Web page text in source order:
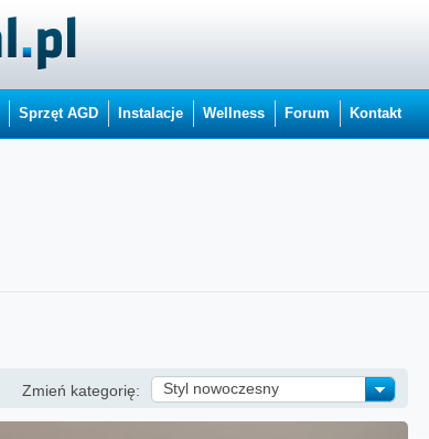
Sprzęt AGD Instalacje Wellness Forum Kontakt
Zmień kategorię: Styl nowoczesny